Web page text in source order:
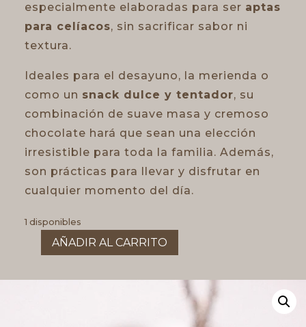
especialmente elaboradas para ser aptas
para celíacos, sin sacrificar sabor ni
textura.
Ideales para el desayuno, la merienda o
como un snack dulce y tentador, su
combinación de suave masa y cremoso
chocolate hará que sean una elección
irresistible para toda la familia. Además,
son prácticas para llevar y disfrutar en
cualquier momento del día.
1 disponibles
Magdalenas
de
AÑADIR AL CARRITO